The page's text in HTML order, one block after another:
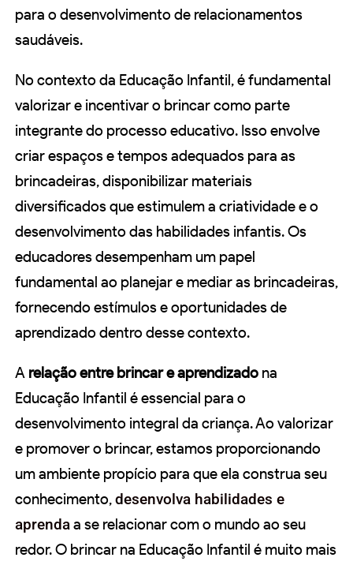
para o desenvolvimento de relacionamentos
saudáveis.
No contexto da Educação Infantil, é fundamental
valorizar e incentivar o brincar como parte
integrante do processo educativo. Isso envolve
criar espaços e tempos adequados para as
brincadeiras, disponibilizar materiais
diversificados que estimulem a criatividade e o
desenvolvimento das habilidades infantis. Os
educadores desempenham um papel
fundamental ao planejar e mediar as brincadeiras,
fornecendo estímulos e oportunidades de
aprendizado dentro desse contexto.
A relação entre brincar e aprendizado na
Educação Infantil é essencial para o
desenvolvimento integral da criança. Ao valorizar
e promover o brincar, estamos proporcionando
um ambiente propício para que ela construa seu
conhecimento,desenvolva habilidades e
aprendaa se relacionar com o mundo ao seu
redor. O brincar na Educação Infantil é muito mais